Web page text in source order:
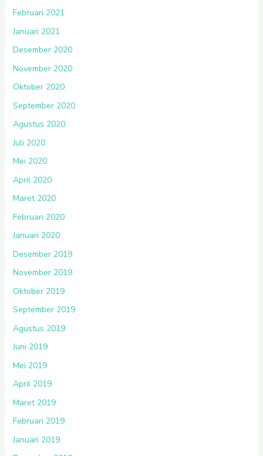
Februari 2021
Januari 2021
Desember 2020
November 2020
Oktober 2020
September 2020
Agustus 2020
Juli 2020
Mei 2020
April 2020
Maret 2020
Februari 2020
Januari 2020
Desember 2019
November 2019
Oktober 2019
September 2019
Agustus 2019
Juni 2019
Mei 2019
April 2019
Maret 2019
Februari 2019
Januari 2019